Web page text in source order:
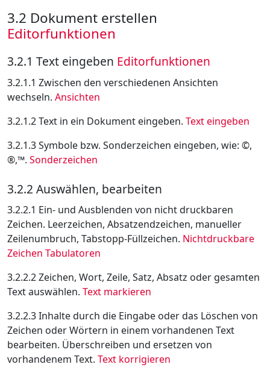
3.2 Dokument erstellen
Editorfunktionen
3.2.1 Text eingeben Editorfunktionen
3.2.1.1 Zwischen den verschiedenen Ansichten
wechseln. Ansichten
3.2.1.2 Text in ein Dokument eingeben. Text eingeben
3.2.1.3 Symbole bzw. Sonderzeichen eingeben, wie: ©,
®,™. Sonderzeichen
3.2.2 Auswählen, bearbeiten
3.2.2.1 Ein- und Ausblenden von nicht druckbaren
Zeichen. Leerzeichen, Absatzendzeichen, manueller
Zeilenumbruch, Tabstopp-Füllzeichen. Nichtdruckbare
Zeichen Tabulatoren
3.2.2.2 Zeichen, Wort, Zeile, Satz, Absatz oder gesamten
Text auswählen. Text markieren
3.2.2.3 Inhalte durch die Eingabe oder das Löschen von
Zeichen oder Wörtern in einem vorhandenen Text
bearbeiten. Überschreiben und ersetzen von
vorhandenem Text. Text korrigieren